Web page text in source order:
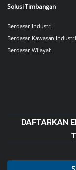
Solusi Timbangan
Berdasar Industri
Berdasar Kawasan Industri
Berdasar Wilayah
DAFTARKAN